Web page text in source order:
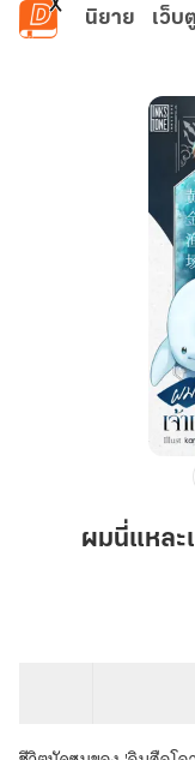
ข้ามไปยังเนื้อหาหลัก
นิยาย เว็บ
แหละ
ผมนี่แหละ